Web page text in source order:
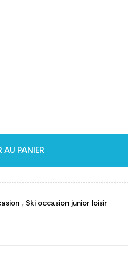
AU PANIER
, Ski occasion junior loisir